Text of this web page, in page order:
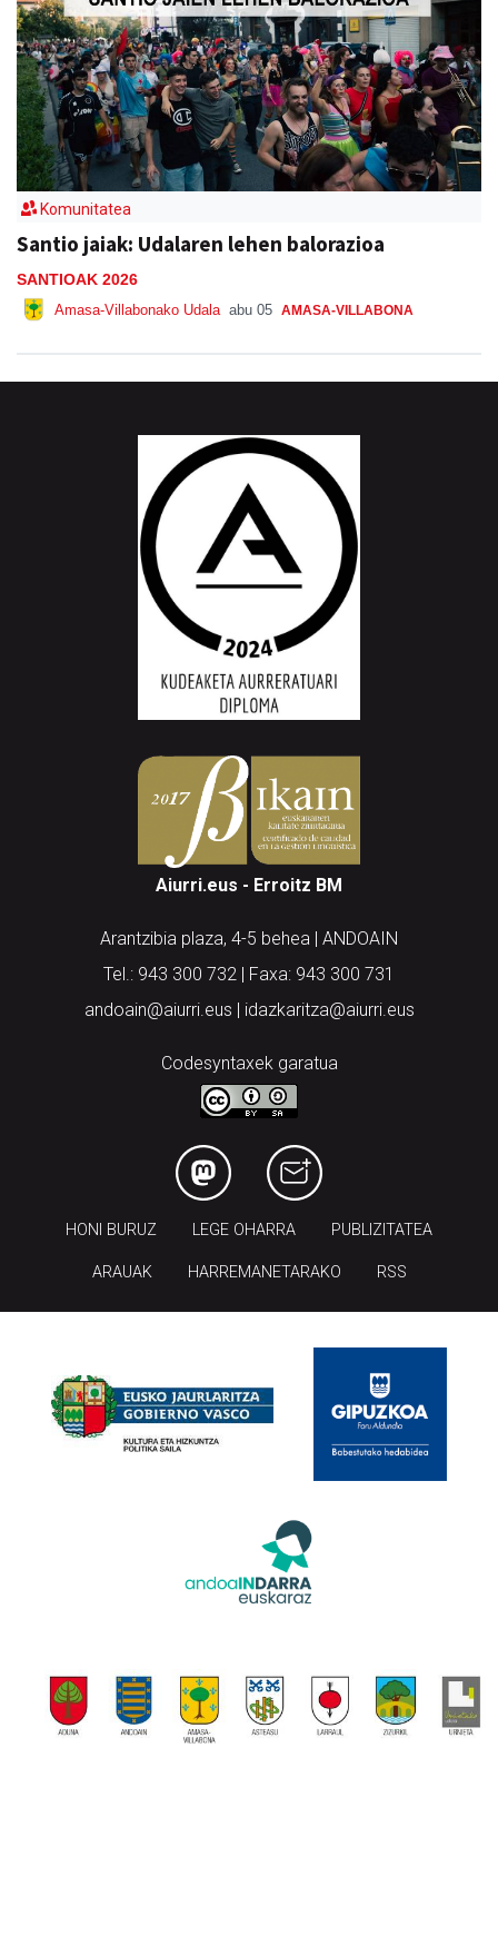
Komunitatea
Santio jaiak: Udalaren lehen balorazioa
SANTIOAK 2026
Amasa-Villabonako Udala abu 05 AMASA-VILLABONA
Aiurri.eus - Erroitz BM
Arantzibia plaza, 4-5 behea | ANDOAIN
Tel.: 943 300 732 | Faxa: 943 300 731
andoain@aiurri.eus | idazkaritza@aiurri.eus
Codesyntaxek garatua
HONI BURUZ LEGE OHARRA PUBLIZITATEA
ARAUAK HARREMANETARAKO RSS